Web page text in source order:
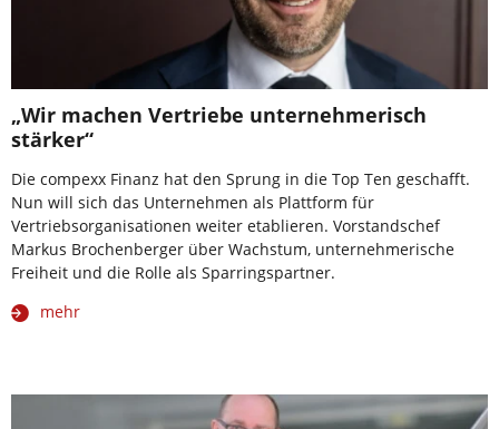
„Wir machen Vertriebe unternehmerisch
stärker“
Die compexx Finanz hat den Sprung in die Top Ten geschafft.
Nun will sich das Unternehmen als Plattform für
Vertriebsorganisationen weiter etablieren. Vorstandschef
Markus Brochenberger über Wachstum, unternehmerische
Freiheit und die Rolle als Sparringspartner.
mehr